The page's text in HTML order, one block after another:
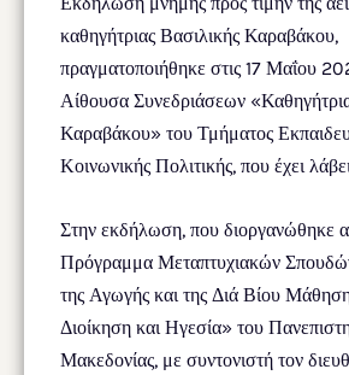
καθηγήτριας Βασιλικής Καραβάκου,
πραγματοποιήθηκε στις 17 Μαΐου
Αίθουσα Συνεδριάσεων
Καραβάκου» του Τμήματος
Κοινωνικής Πολιτικής, που έχει
Στην εκδήλωση, που διοργανώθηκε
Πρόγραμμα Μεταπτυχιακών
της Αγωγής και της Διά Βίου
Διοίκηση και Ηγεσία» του
Μακεδονίας, με συντονιστή τον